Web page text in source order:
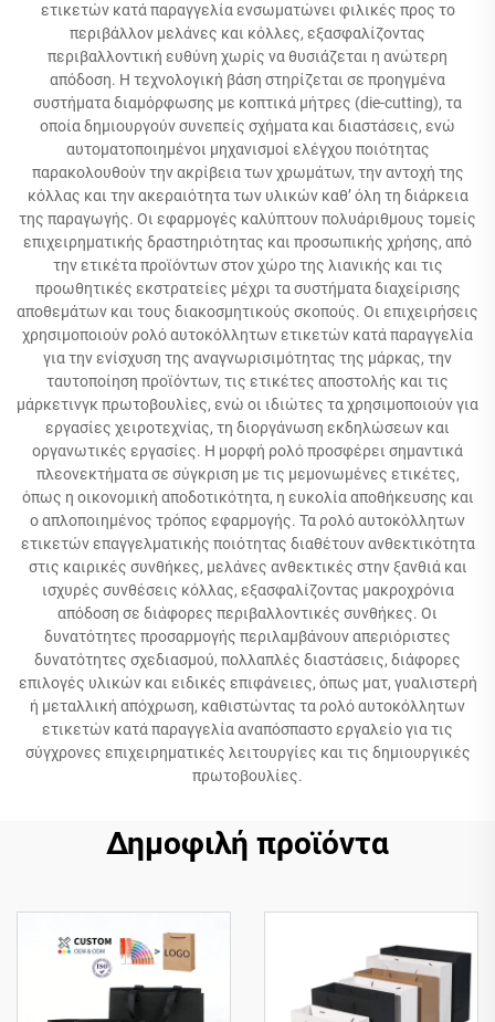
ετικετών κατά παραγγελία ενσωματώνει φιλικές προς το
περιβάλλον μελάνες και κόλλες, εξασφαλίζοντας
περιβαλλοντική ευθύνη χωρίς να θυσιάζεται η ανώτερη
απόδοση. Η τεχνολογική βάση στηρίζεται σε προηγμένα
συστήματα διαμόρφωσης με κοπτικά μήτρες (die-cutting), τα
οποία δημιουργούν συνεπείς σχήματα και διαστάσεις, ενώ
αυτοματοποιημένοι μηχανισμοί ελέγχου ποιότητας
παρακολουθούν την ακρίβεια των χρωμάτων, την αντοχή της
κόλλας και την ακεραιότητα των υλικών καθ’ όλη τη διάρκεια
της παραγωγής. Οι εφαρμογές καλύπτουν πολυάριθμους τομείς
επιχειρηματικής δραστηριότητας και προσωπικής χρήσης, από
την ετικέτα προϊόντων στον χώρο της λιανικής και τις
προωθητικές εκστρατείες μέχρι τα συστήματα διαχείρισης
αποθεμάτων και τους διακοσμητικούς σκοπούς. Οι επιχειρήσεις
χρησιμοποιούν ρολό αυτοκόλλητων ετικετών κατά παραγγελία
για την ενίσχυση της αναγνωρισιμότητας της μάρκας, την
ταυτοποίηση προϊόντων, τις ετικέτες αποστολής και τις
μάρκετινγκ πρωτοβουλίες, ενώ οι ιδιώτες τα χρησιμοποιούν για
εργασίες χειροτεχνίας, τη διοργάνωση εκδηλώσεων και
οργανωτικές εργασίες. Η μορφή ρολό προσφέρει σημαντικά
πλεονεκτήματα σε σύγκριση με τις μεμονωμένες ετικέτες,
όπως η οικονομική αποδοτικότητα, η ευκολία αποθήκευσης και
ο απλοποιημένος τρόπος εφαρμογής. Τα ρολό αυτοκόλλητων
ετικετών επαγγελματικής ποιότητας διαθέτουν ανθεκτικότητα
στις καιρικές συνθήκες, μελάνες ανθεκτικές στην ξανθιά και
ισχυρές συνθέσεις κόλλας, εξασφαλίζοντας μακροχρόνια
απόδοση σε διάφορες περιβαλλοντικές συνθήκες. Οι
δυνατότητες προσαρμογής περιλαμβάνουν απεριόριστες
δυνατότητες σχεδιασμού, πολλαπλές διαστάσεις, διάφορες
επιλογές υλικών και ειδικές επιφάνειες, όπως ματ, γυαλιστερή
ή μεταλλική απόχρωση, καθιστώντας τα ρολό αυτοκόλλητων
ετικετών κατά παραγγελία αναπόσπαστο εργαλείο για τις
σύγχρονες επιχειρηματικές λειτουργίες και τις δημιουργικές
πρωτοβουλίες.
Δημοφιλή προϊόντα